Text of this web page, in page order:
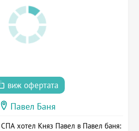
виж офертата
Павел Баня
хотел Княз Павел в Павел баня: